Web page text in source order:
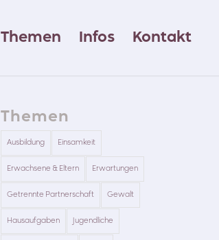
Themen Infos Kontakt
Themen
Ausbildung Einsamkeit
Erwachsene & Eltern Erwartungen
Getrennte Partnerschaft Gewalt
Hausaufgaben Jugendliche